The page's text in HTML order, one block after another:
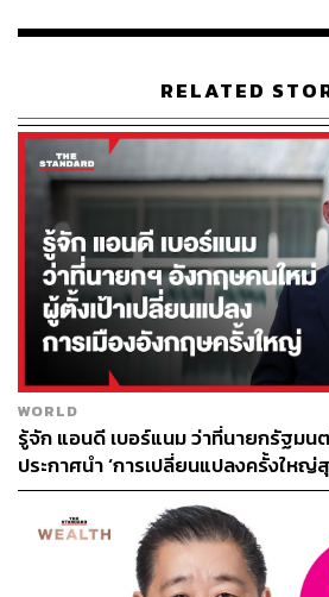
RELATED
WORLD
รู้จัก แอนดี เบอร์แนม ว่าที่นายกรัฐมน
ประกาศนำ ‘การเปลี่ยนแปลงครั้งใหญ่
สู่การเมืองอังกฤษ